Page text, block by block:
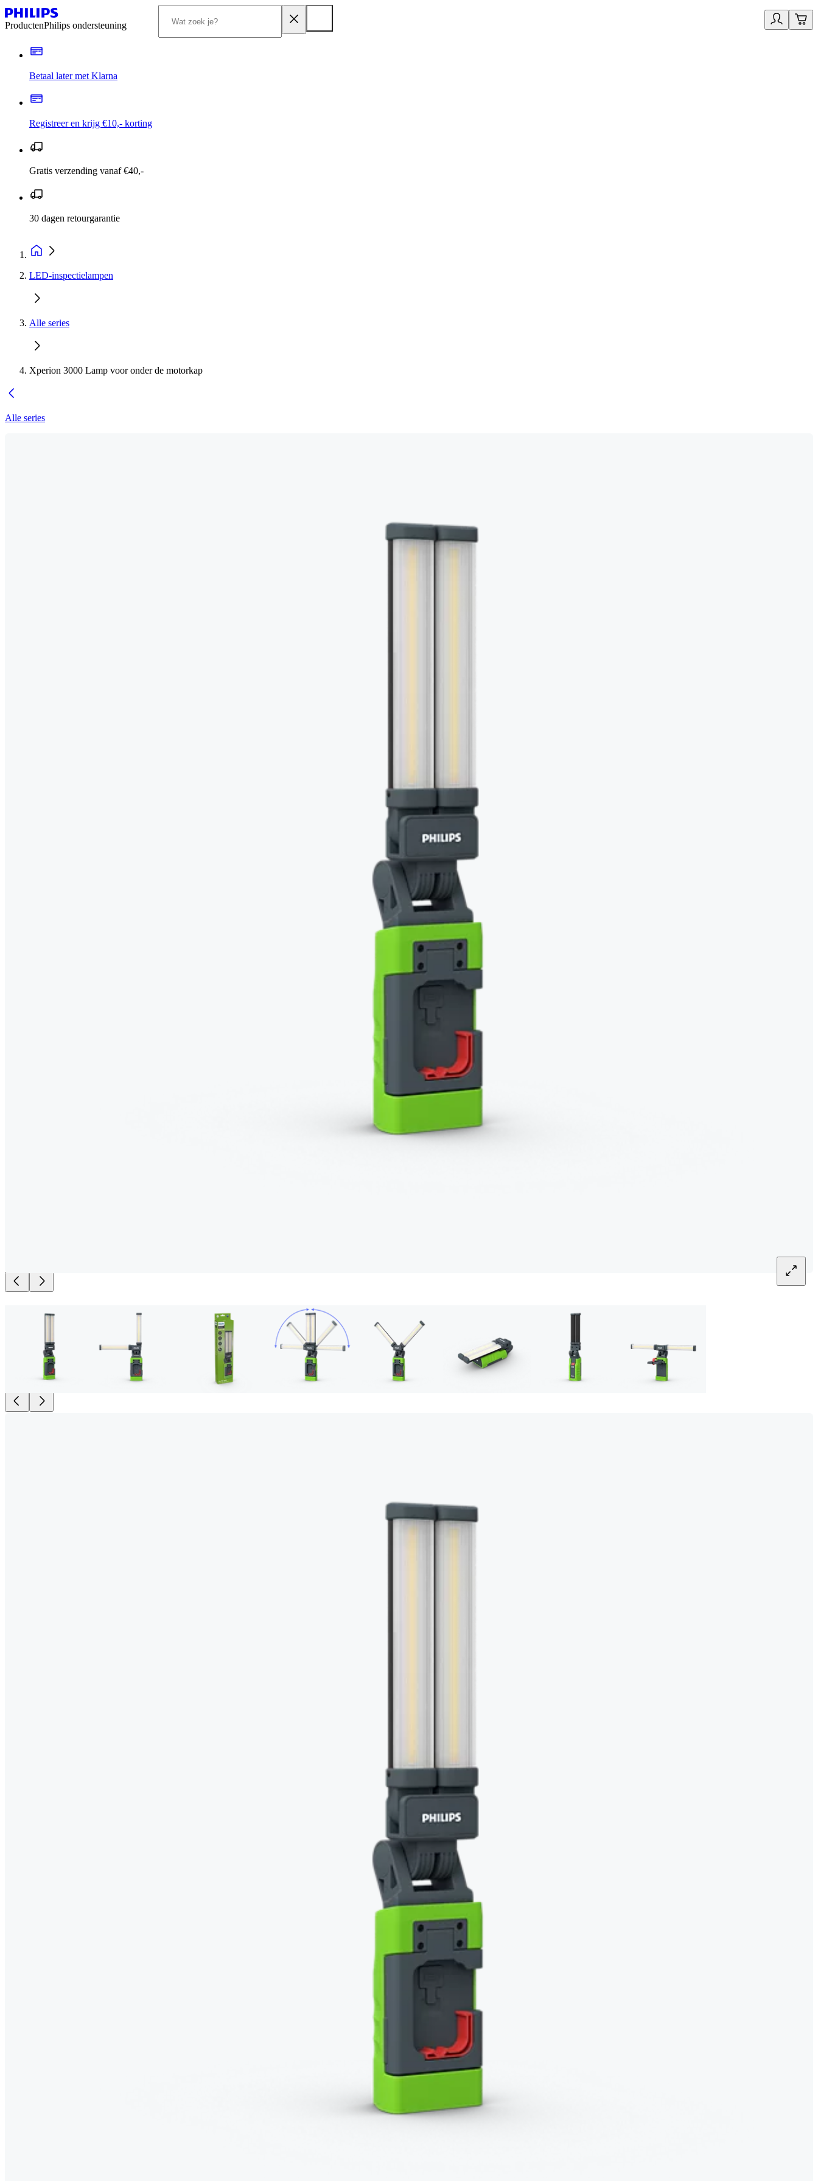
ProductenPhilips ondersteuning
Betaal later met Klarna
Registreer en krijg €10,- korting
Gratis verzending vanaf €40,-
30 dagen retourgarantie
LED-inspectielampen
Alle series
Xperion 3000 Lamp voor onder de motorkap
Alle series